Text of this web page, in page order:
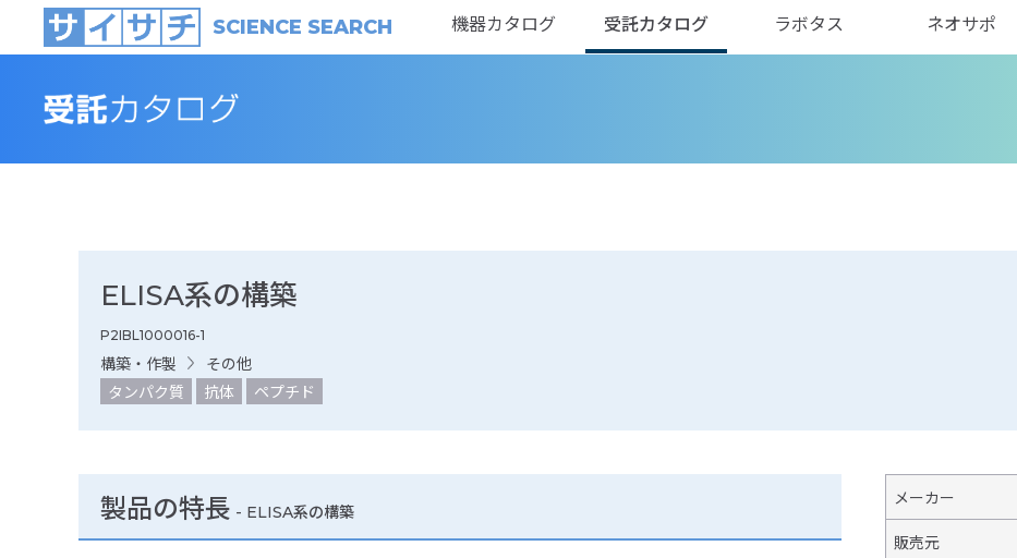
SCIENCE SEARCH 機器カタログ 受託カタログ ラボタス ネオサポ
ELISA系の構築
P2IBL1000016-1
構築・作製
その他
タンパク質
抗体 ペプチド
製品の特長 - ELISA系の構築
メーカー
販売元